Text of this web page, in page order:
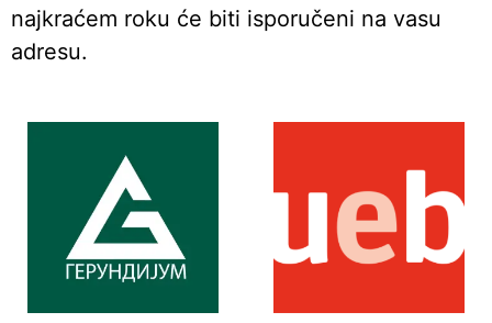
najkraćem roku će biti isporučeni na vasu
adresu.